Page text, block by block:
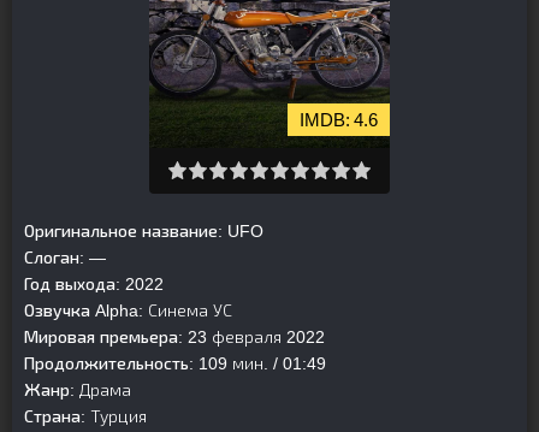
4.6
Оригинальное название: UFO
Слоган: —
Год выхода: 2022
Озвучка Alpha: Синема УС
Мировая премьера: 23 февраля 2022
Продолжительность: 109 мин. / 01:49
Жанр: Драма
Страна: Турция